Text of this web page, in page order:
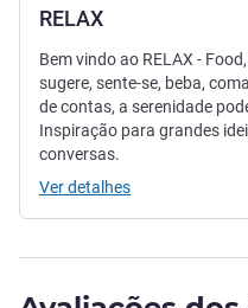
RELAX
Bem vindo ao RELAX -
sugere, sente-se, beba,
de contas, a serenidade
Inspiração para grandes
conversas.
Ver detalhes